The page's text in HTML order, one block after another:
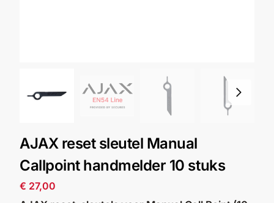
Camera's
Inbraakbeveiliging
Wagen
AJAX reset sleutel Manual
Callpoint handmelder 10 stuks
€ 27,00